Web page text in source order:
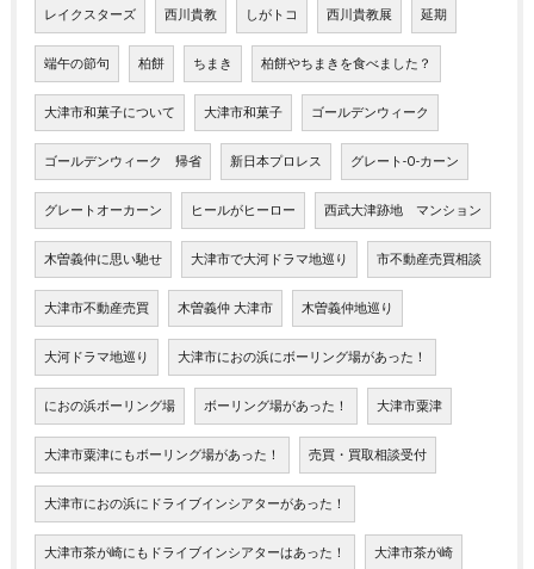
レイクスターズ 西川貴教 しがトコ 西川貴教展 延期
端午の節句 柏餅 ちまき 柏餅やちまきを食べました？
大津市和菓子について 大津市和菓子 ゴールデンウィーク
ゴールデンウィーク 帰省 新日本プロレス グレート-O-カーン
グレートオーカーン ヒールがヒーロー 西武大津跡地 マンション
木曽義仲に思い馳せ 大津市で大河ドラマ地巡り 市不動産売買相談
大津市不動産売買 木曽義仲 大津市 木曽義仲地巡り
大河ドラマ地巡り 大津市におの浜にボーリング場があった！
におの浜ボーリング場 ボーリング場があった！ 大津市粟津
大津市粟津にもボーリング場があった！ 売買・買取相談受付
大津市におの浜にドライブインシアターがあった！
大津市茶が崎にもドライブインシアターはあった！ 大津市茶が崎